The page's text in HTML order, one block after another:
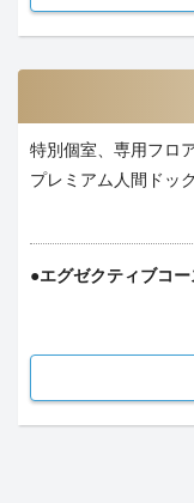
特別個室、専用フロ
プレミアム人間ドッ
エグゼクティブコー